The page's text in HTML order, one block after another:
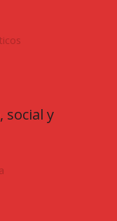
social y